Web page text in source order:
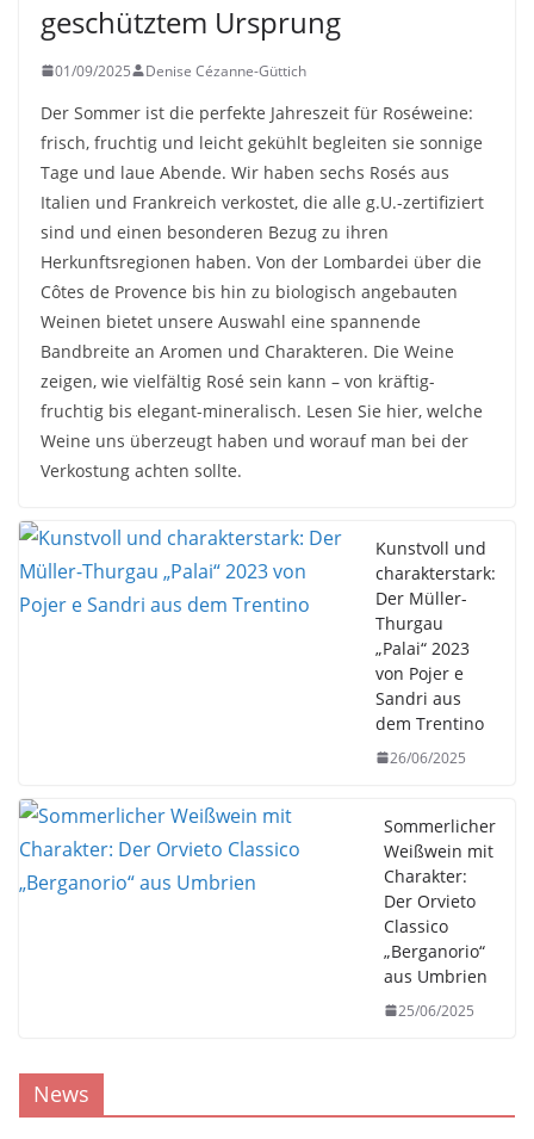
geschütztem Ursprung
01/09/2025 Denise Cézanne-Güttich
Der Sommer ist die perfekte Jahreszeit für Roséweine:
frisch, fruchtig und leicht gekühlt begleiten sie sonnige
Tage und laue Abende. Wir haben sechs Rosés aus
Italien und Frankreich verkostet, die alle g.U.-zertifiziert
sind und einen besonderen Bezug zu ihren
Herkunftsregionen haben. Von der Lombardei über die
Côtes de Provence bis hin zu biologisch angebauten
Weinen bietet unsere Auswahl eine spannende
Bandbreite an Aromen und Charakteren. Die Weine
zeigen, wie vielfältig Rosé sein kann – von kräftig-
fruchtig bis elegant-mineralisch. Lesen Sie hier, welche
Weine uns überzeugt haben und worauf man bei der
Verkostung achten sollte.
Kunstvoll und
charakterstark:
Der Müller-
Thurgau
„Palai“ 2023
von Pojer e
Sandri aus
dem Trentino
26/06/2025
Sommerlicher
Weißwein mit
Charakter:
Der Orvieto
Classico
„Berganorio“
aus Umbrien
25/06/2025
News